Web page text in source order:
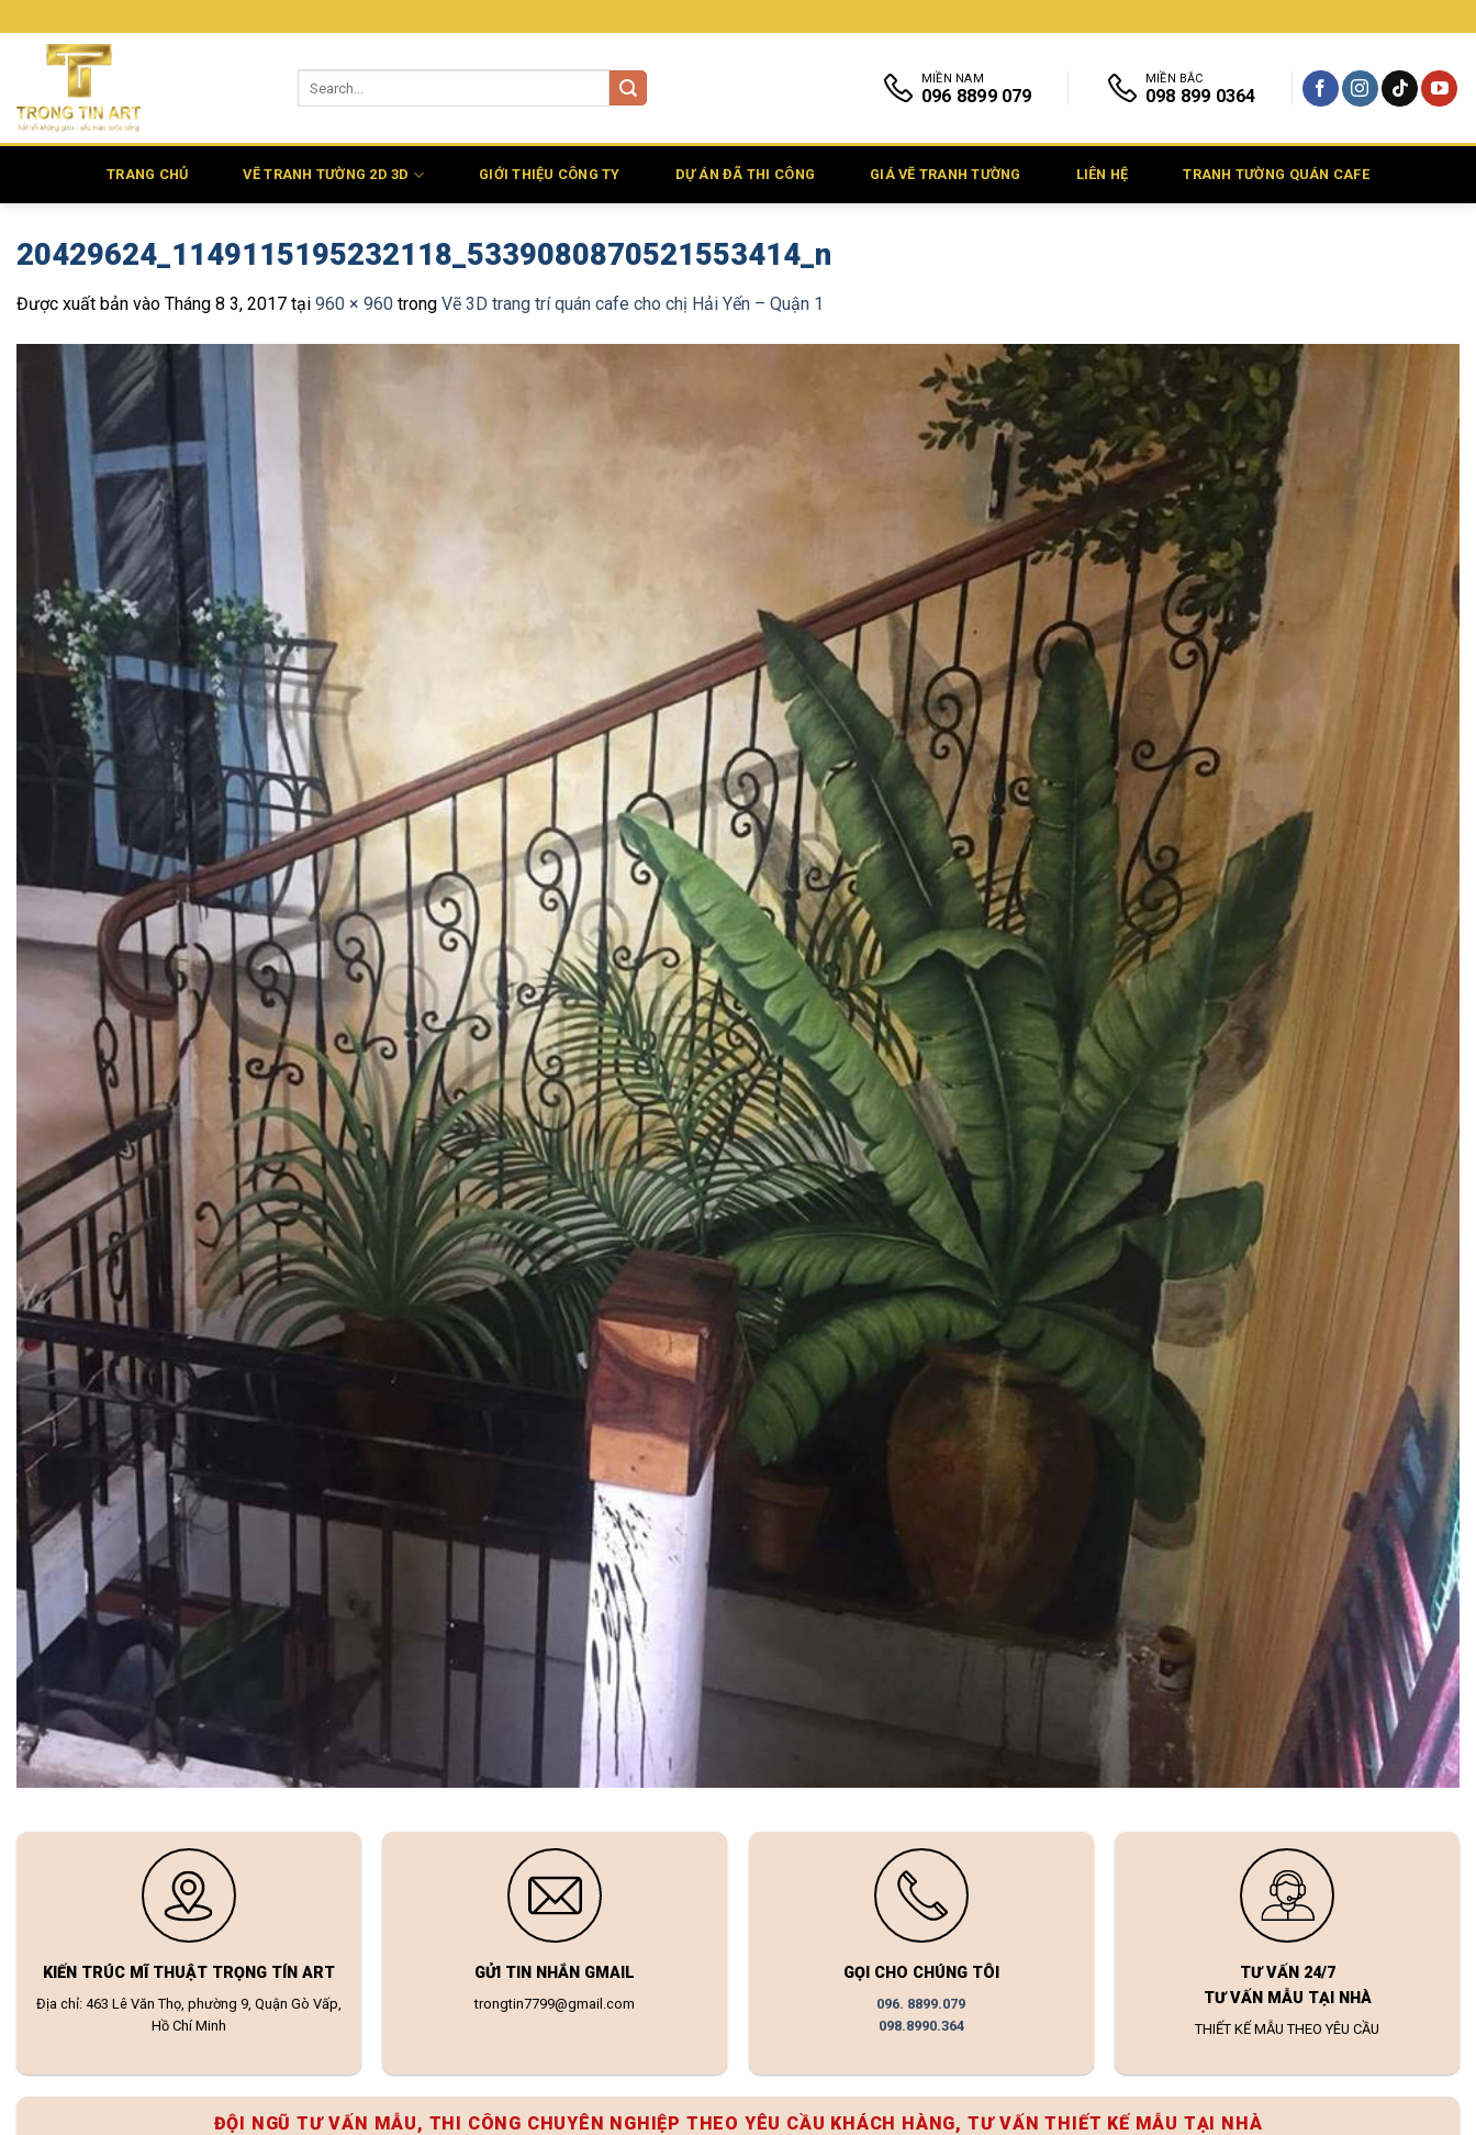
qua
MIỀN NAM
096 8899 079
MIỀN BẮC
098 899 0364
TRANG CHỦ VẼ TRANH TƯỜNG 2D 3D GIỚI THIỆU CÔNG TY DỰ ÁN ĐÃ THI CÔNG GIÁ VẼ TRANH TƯỜNG LIÊN HỆ TRANH TƯỜNG QUÁN CAFE
20429624_1149115195232118_5339080870521553414_n
Được xuất bản vào Tháng 8 3, 2017 tại 960 × 960 trong Vẽ 3D trang trí quán cafe cho chị Hải Yến – Quận 1
KIẾN TRÚC MĨ THUẬT TRỌNG TÍN ART
Địa chỉ: 463 Lê Văn Thọ, phường 9, Quận Gò Vấp,
Hồ Chí Minh
GỬI TIN NHẮN GMAIL
trongtin7799@gmail.com
GỌI CHO CHÚNG TÔI
096. 8899.079
098.8990.364
TƯ VẤN 24/7
TƯ VẤN MẪU TẠI NHÀ
THIẾT KẾ MẪU THEO YÊU CẦU
ĐỘI NGŨ TƯ VẤN MẪU, THI CÔNG CHUYÊN NGHIỆP THEO YÊU CẦU KHÁCH HÀNG, TƯ VẤN THIẾT KẾ MẪU TẠI NHÀ